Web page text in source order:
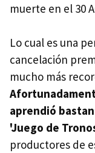
muerte en el 30
Lo cual es una
cancelación
mucho más
aprendió
'Juego de
productores de